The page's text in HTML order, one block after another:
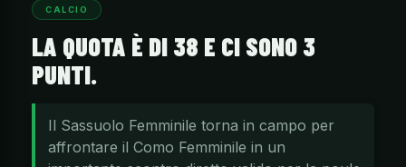
CALCIO
LA QUOTA È DI 38 E CI SONO 3
PUNTI.
Il Sassuolo Femminile torna in campo per
affrontare il Como Femminile in un